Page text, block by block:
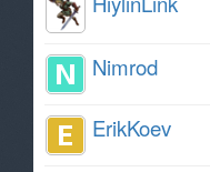
Nimrod
ErikKoev